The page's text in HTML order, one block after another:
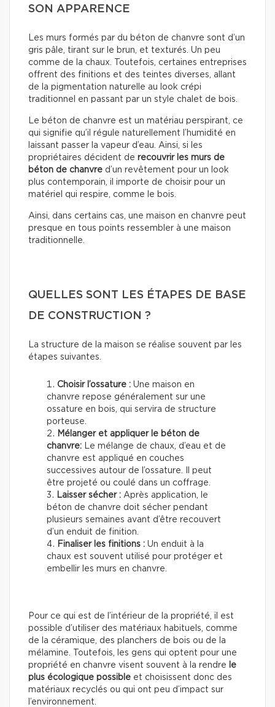
SON APPARENCE
Les murs formés par du béton de chanvre sont d’un
gris pâle, tirant sur le brun, et texturés. Un peu
comme de la chaux. Toutefois, certaines entreprises
offrent des finitions et des teintes diverses, allant
de la pigmentation naturelle au look crépi
traditionnel en passant par un style chalet de bois.
Le béton de chanvre est un matériau perspirant, ce
qui signifie qu’il régule naturellement l’humidité en
laissant passer la vapeur d’eau. Ainsi, si les
propriétaires décident de recouvrir les murs de
béton de chanvre d’un revêtement pour un look
plus contemporain, il importe de choisir pour un
matériel qui respire, comme le bois.
Ainsi, dans certains cas, une maison en chanvre peut
presque en tous points ressembler à une maison
traditionnelle.
QUELLES SONT LES ÉTAPES DE BASE
DE CONSTRUCTION ?
La structure de la maison se réalise souvent par les
étapes suivantes.
Choisir l’ossature : Une maison en
chanvre repose généralement sur une
ossature en bois, qui servira de structure
porteuse.
Mélanger et appliquer le béton de
chanvre:
Le mélange de chaux, d’eau et de
chanvre est appliqué en couches
successives autour de l’ossature. Il peut
être projeté ou coulé dans un coffrage.
Laisser sécher : Après application, le
béton de chanvre doit sécher pendant
plusieurs semaines avant d’être recouvert
d’un enduit de finition.
Finaliser les finitions : Un enduit à la
chaux est souvent utilisé pour protéger et
embellir les murs en chanvre.
Pour ce qui est de l’intérieur de la propriété, il est
possible d’utiliser des matériaux habituels, comme
de la céramique, des planchers de bois ou de la
mélamine. Toutefois, les gens qui optent pour une
propriété en chanvre visent souvent à la rendre
le
plus écologique possible et choisissent donc des
matériaux recyclés ou qui ont peu d’impact sur
l’environnement.